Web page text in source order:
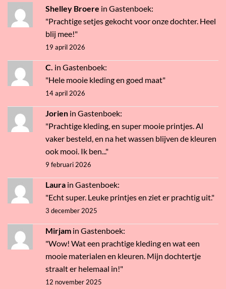
Shelley Broere in Gastenboek:
"Prachtige setjes gekocht voor onze dochter. Heel
blij mee!"
19 april 2026
C. in Gastenboek:
"Hele mooie kleding en goed maat"
14 april 2026
Jorien in Gastenboek:
"Prachtige kleding, en super mooie printjes. Al
vaker besteld, en na het wassen blijven de kleuren
ook mooi. Ik ben..."
9 februari 2026
Laura in Gastenboek:
"Echt super. Leuke printjes en ziet er prachtig uit."
3 december 2025
Mirjam in Gastenboek:
"Wow! Wat een prachtige kleding en wat een
mooie materialen en kleuren. Mijn dochtertje
straalt er helemaal in!"
12 november 2025